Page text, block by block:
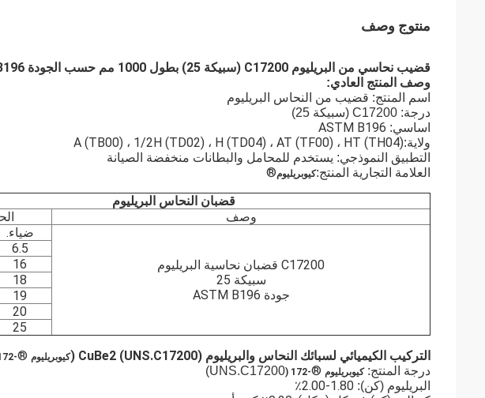
منتوج وصف
قضيب نحاسي من البريليوم C17200 (سبيكة 25) بطول 1000 مم حسب الجودة ASTM B196
وصف المنتج العادي:
اسم المنتج: قضيب من النحاس البريليوم
درجة: C17200 (سبيكة 25)
اساسي:
ولاية:A (TB00) ، 1/2H (TD02) ، H (TD04) ، AT (TF00) ، HT (TH04)
التطبيق النموذجي: يستخدم للمحامل والبطانات منخفضة الصيانة
العلامة التجارية المنتج:كيوبريليوم®
قضبان النحاس البريليوم
وصف
C17200 قضبان نحاسية البريليوم
سبيكة 25
جودة ASTM B196
ضياء.
6.5
16
18
19
20
25
التركيب الكيميائي لسبائك النحاس والبريليوم CuBe2 (UNS.C17200) (
كيوبريليوم ®
-172)
درجة المنتج:كيوبريليوم ®
-172 (
UNS.C17200)
البريليوم (كن): 1.80-2.00٪